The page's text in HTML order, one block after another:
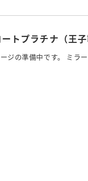
トプラチナ（王子
ジの準備中です。 ミラ